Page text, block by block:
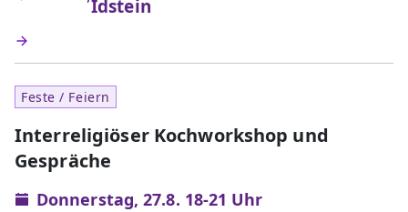
Idstein
Feste / Feiern
Interreligiöser Kochworkshop und
Gespräche
Donnerstag, 27.8. 18-21 Uhr